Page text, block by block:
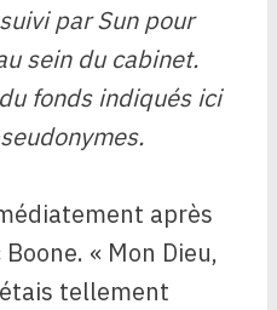
par Sun pour
sein du cabinet.
fonds indiqués ici
après
« Mon Dieu,
tellement